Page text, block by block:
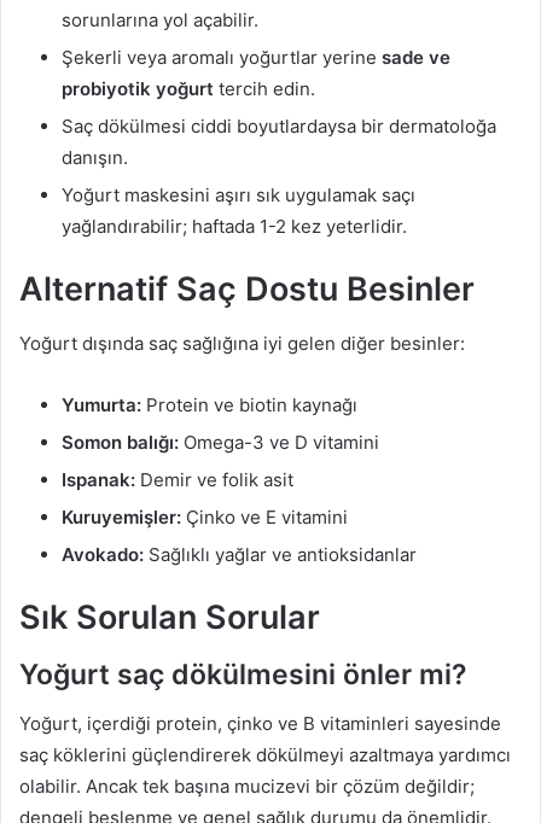
sorunlarına yol açabilir.
Şekerli veya aromalı yoğurtlar yerine sade ve
probiyotik yoğurt tercih edin.
Saç dökülmesi ciddi boyutlardaysa bir dermatoloğa
danışın.
Yoğurt maskesini aşırı sık uygulamak saçı
yağlandırabilir; haftada 1-2 kez yeterlidir.
Alternatif Saç Dostu Besinler
Yoğurt dışında saç sağlığına iyi gelen diğer besinler:
Yumurta: Protein ve biotin kaynağı
Somon balığı: Omega-3 ve D vitamini
Ispanak: Demir ve folik asit
Kuruyemişler: Çinko ve E vitamini
Avokado: Sağlıklı yağlar ve antioksidanlar
Sık Sorulan Sorular
Yoğurt saç dökülmesini önler mi?
Yoğurt, içerdiği protein, çinko ve B vitaminleri sayesinde
saç köklerini güçlendirerek dökülmeyi azaltmaya yardımcı
olabilir. Ancak tek başına mucizevi bir çözüm değildir;
dengeli beslenme ve genel sağlık durumu da önemlidir.